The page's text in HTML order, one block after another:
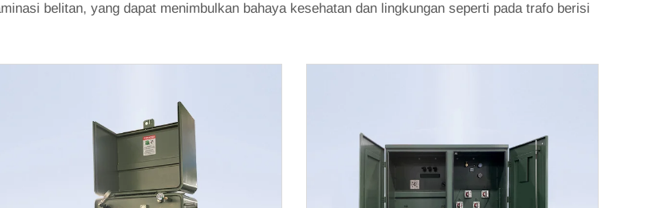
belitan, yang dapat menimbulkan bahaya kesehatan dan lingkungan seperti pada trafo berisi